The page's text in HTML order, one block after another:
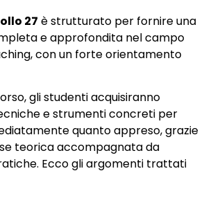
27 è strutturato per fornire una
e approfondita nel campo
con un forte orientamento
gli studenti acquisiranno
e strumenti concreti per
quanto appreso, grazie
teorica accompagnata da
Ecco gli argomenti trattati